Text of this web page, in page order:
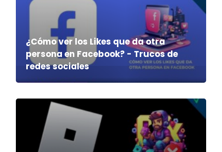
¿Cómo ver los Likes que da otra
persona en Facebook? - Trucos de
redes sociales